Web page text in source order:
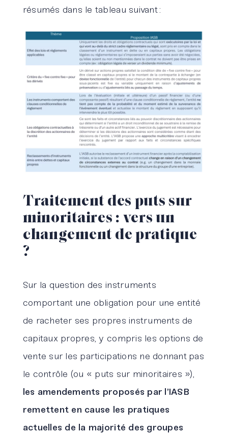
résumés dans le tableau suivant :
Traitement des puts sur
minoritaires : vers un
changement de pratique
?
Sur la question des instruments
comportant une obligation pour une entité
de racheter ses propres instruments de
capitaux propres, y compris les options de
vente sur les participations ne donnant pas
le contrôle (ou « puts sur minoritaires »),
les amendements proposés par l’IASB
remettent en cause les pratiques
actuelles de la majorité des groupes